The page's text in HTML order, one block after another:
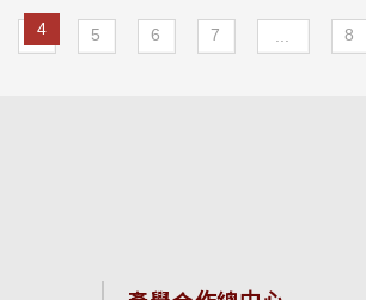
4 5 6 7 8